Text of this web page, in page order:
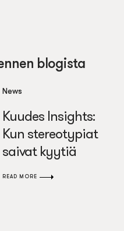
blogista
News
Kuudes Insights:
Kun stereotypiat
saivat kyytiä
READ MORE